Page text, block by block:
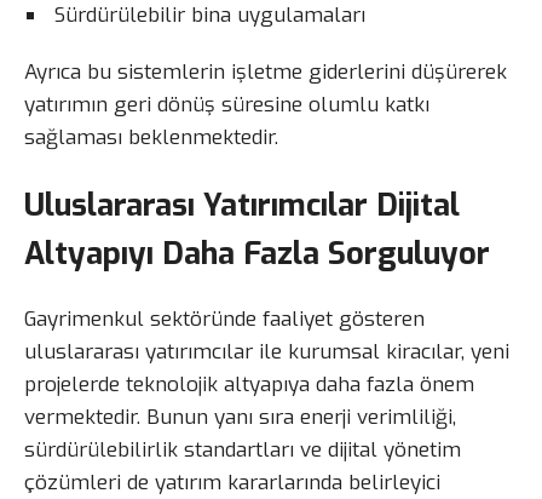
Sürdürülebilir bina uygulamaları
Ayrıca bu sistemlerin işletme giderlerini düşürerek
yatırımın geri dönüş süresine olumlu katkı
sağlaması beklenmektedir.
Uluslararası Yatırımcılar Dijital
Altyapıyı Daha Fazla Sorguluyor
Gayrimenkul sektöründe faaliyet gösteren
uluslararası yatırımcılar ile kurumsal kiracılar, yeni
projelerde teknolojik altyapıya daha fazla önem
vermektedir. Bunun yanı sıra enerji verimliliği,
sürdürülebilirlik standartları ve dijital yönetim
çözümleri de yatırım kararlarında belirleyici